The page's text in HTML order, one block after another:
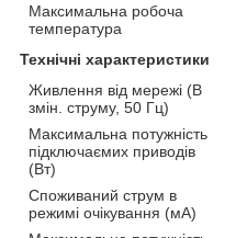
Максимальна робоча
температура
Технічні характеристики
Живлення від мережі (В
змін. струму, 50 Гц)
Максимальна потужність
підключаємих приводів
(Вт)
Споживаний струм в
режимі очікування (мА)